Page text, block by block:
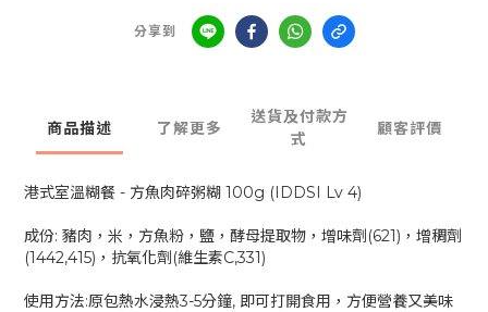
分享到
商品描述 了解更多
送貨及付款方
式
顧客評價
港式室溫糊餐 - 方魚肉碎粥糊 100g (IDDSI Lv 4)
成份: 豬肉，米，方魚粉，鹽，酵母提取物，增味劑(621)，增稠劑
(1442,415)，抗氧化劑(維生素C,331)
使用方法:原包熱水浸熱3-5分鐘, 即可打開食用，方便營養又美味